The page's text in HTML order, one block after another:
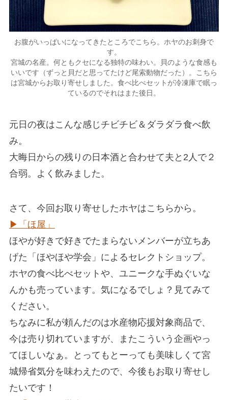
お腹がいっぱいになってきたところでこちら。ホヤのお刺身で
す。
宮城の名産。何ともクセになる独特の味わい。貝のような食感も
いいです（ずっと貝だと思ってたけど尾索動物だった）。こちら
は宮城からお取り寄せしました。食べ比べセットが冷凍庫で眠っ
ているのでそれはまた後日。
元日の夜はこんな感じチビチビ＆ダラダラ食べ飲
み。
大晦日からの残りの日本酒と合わせて夫と2人で２
合弱。よく飲みました。
さて、今回お取り寄せしたホヤはこちらから。
▶︎「ほ屋」
ほやが好きで好きでたまらないメンバーが立ちあ
げた「ほやほや学会」によるセレクトショップ。
ホヤの食べ比べセットや、ユニークな手ぬぐいな
んかも売っています。気になるでしょ？見てみて
ください。
ちなみに私が頼んだのは水産物応援対象商品で、
今は売り切れていますが、またこういう企画やっ
てほしいなぁ。とってもとーっても美味しくて宮
城帰省気分を味わえたので、今後もお取り寄せし
たいです！